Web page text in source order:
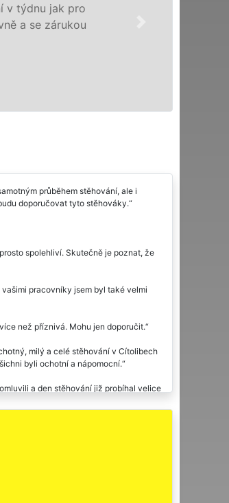
průběhem stěhování, ale i
doporučovat tyto stěhováky.
spolehliví. Skutečně je poznat, že
pracovníky jsem byl také velmi
než příznivá. Mohu jen doporučit.
milý a celé stěhování v Cítolibech
byli ochotní a nápomocní.
a den stěhování již probíhal velice
službu této společnosti EXTRA